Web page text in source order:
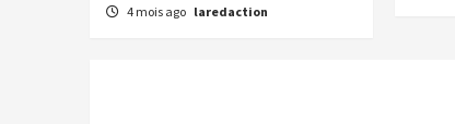
4 mois ago laredaction